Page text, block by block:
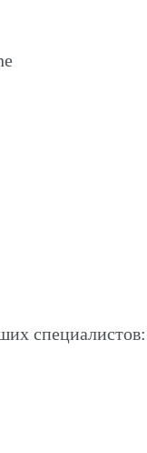
специалистов: